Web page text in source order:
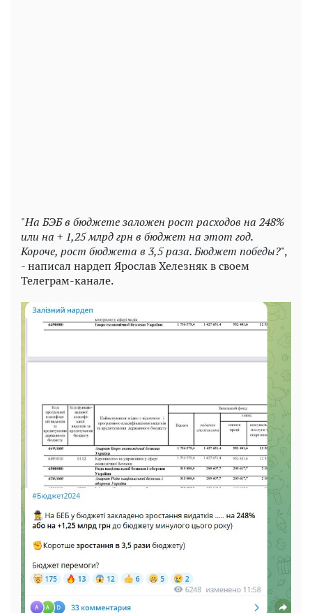
"На БЭБ в бюджете заложен рост расходов на 248%
или на + 1,25 млрд грн в бюджет на этот год.
Короче, рост бюджета в 3,5 раза. Бюджет победы?",
- написал нардеп Ярослав Хелезняк в своем
Телеграм-канале.